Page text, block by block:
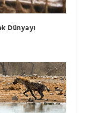
Dünyayı